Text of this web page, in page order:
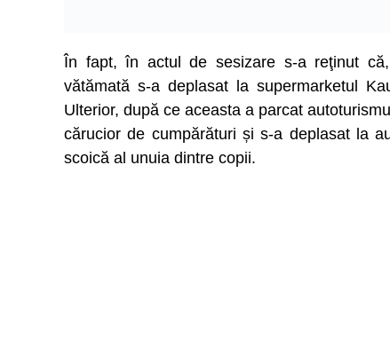
În fapt, în actul de sesizare s-a reţinut
vătămată s-a deplasat la supermarketul
Ulterior, după ce aceasta a parcat
cărucior de cumpărături și s-a deplasat la
scoică al unuia dintre copii.